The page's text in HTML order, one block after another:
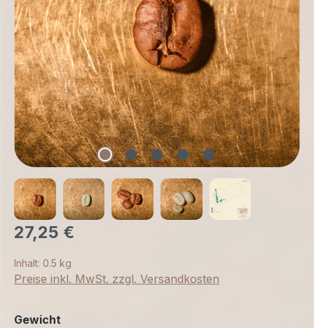
27,25 €
Inhalt: 0.5 kg
Preise inkl. MwSt. zzgl. Versandkosten
Gewicht